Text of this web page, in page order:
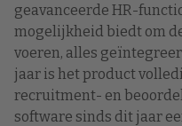
geavanceerde HR-
mogelijkheid biedt om
voeren, alles
jaar is het product
recruitment- en
software sinds dit jaar